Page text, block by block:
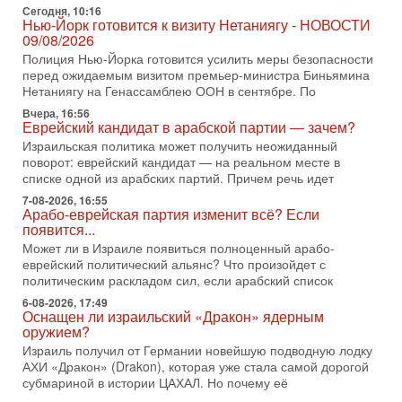
переговоров с Ираном, но Тегеран пока не подтвердил
готовность к диалогу. По словам американского
2-08-2026, 08:42
Трамп отменил удар по Ирану - НОВОСТИ
02/08/2026
Президент США Дональд Трамп сегодня заявил об отмене
подготовленного удара по Ирану после обращений
Тегерана и других стран региона. По его словам,
1-08-2026, 17:50
«Русский голос» Израиля: кто заберет его на этот
раз?
Голоса русскоязычных репатриантов не раз кардинально
меняли политический ландшафт Израиля. Достаточно
вспомнить взлет партии «Исраэль ба-алия», когда
31-07-2026, 17:00
Тайны закрытых дверей: о чём на самом деле
молчат Трамп и Нетаньяху?
Недавний визит премьер-министра Израиля Биньямина
Нетаньяху в США и его встреча с Дональдом Трампом
оставили больше вопросов, чем ответов. Полная
31-07-2026, 15:18
Иран готовит покушение на Нетаниягу! Трамп не
Сегодня, 10:16
Нью-Йорк готовится к визиту Нетаниягу - НОВОСТИ
09/08/2026
Полиция Нью-Йорка готовится усилить меры безопасности
перед ожидаемым визитом премьер-министра Биньямина
Нетаниягу на Генассамблею ООН в сентябре. По
Вчера, 16:56
Еврейский кандидат в арабской партии — зачем?
Израильская политика может получить неожиданный
поворот: еврейский кандидат — на реальном месте в
списке одной из арабских партий. Причем речь идет
7-08-2026, 16:55
Арабо-еврейская партия изменит всё? Если
появится...
Может ли в Израиле появиться полноценный арабо-
еврейский политический альянс? Что произойдет с
политическим раскладом сил, если арабский список
6-08-2026, 17:49
Оснащен ли израильский «Дракон» ядерным
оружием?
Израиль получил от Германии новейшую подводную лодку
АХИ «Дракон» (Drakon), которая уже стала самой дорогой
субмариной в истории ЦАХАЛ. Но почему её